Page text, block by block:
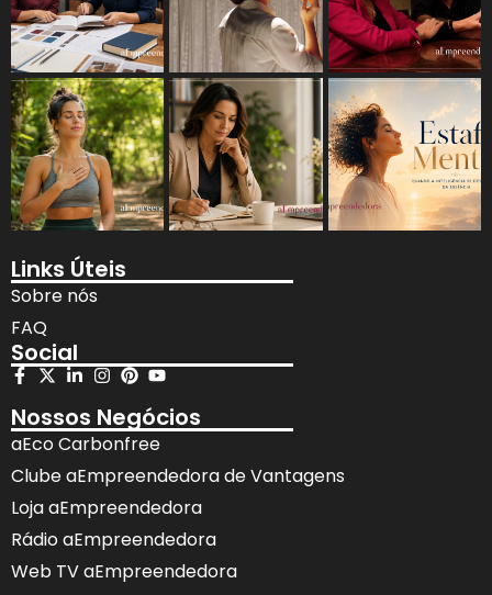
Links Úteis
Sobre nós
FAQ
Social
Nossos Negócios
aEco Carbonfree
Clube aEmpreendedora de Vantagens
Loja aEmpreendedora
Rádio aEmpreendedora
Web TV aEmpreendedora